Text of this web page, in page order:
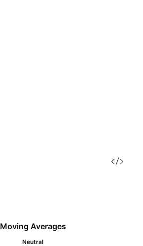
Moving Averages
Neutral